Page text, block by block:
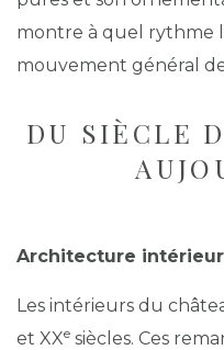
montre à quel rythme
mouvement général de
DU SIÈCLE
Architecture
Les intérieurs du
et XXe siècles. Ces